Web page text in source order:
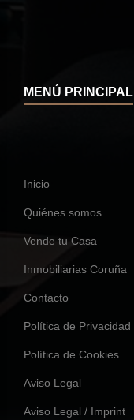
MENÚ PRINCIPAL
Inicio
Quiénes somos
Vende tu Casa
Inmobiliarias Coruña
Contacto
Política de Privacidad
Política de Cookies
Aviso Legal
Aviso Legal / Imprint